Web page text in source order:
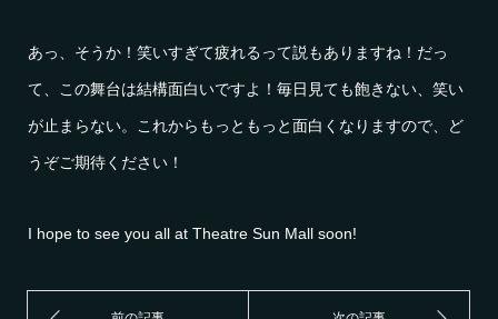
あっ、そうか！笑いすぎて疲れるって説もありますね！だっ
て、この舞台は結構面白いですよ！毎日見ても飽きない、笑い
が止まらない。これからもっともっと面白くなりますので、ど
うぞご期待ください！
I hope to see you all at Theatre Sun Mall soon!